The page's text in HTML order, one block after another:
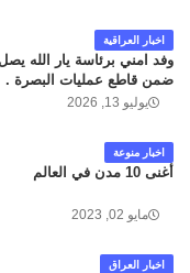
اخبار العراقية
وفد امني برئاسة يار الله
ضمن قاطع عمليات البصرة .
يوليو 13, 2026
اخبار منوعة
أغنى 10 مدن في العالم
مايو 02, 2023
اخبار العراق